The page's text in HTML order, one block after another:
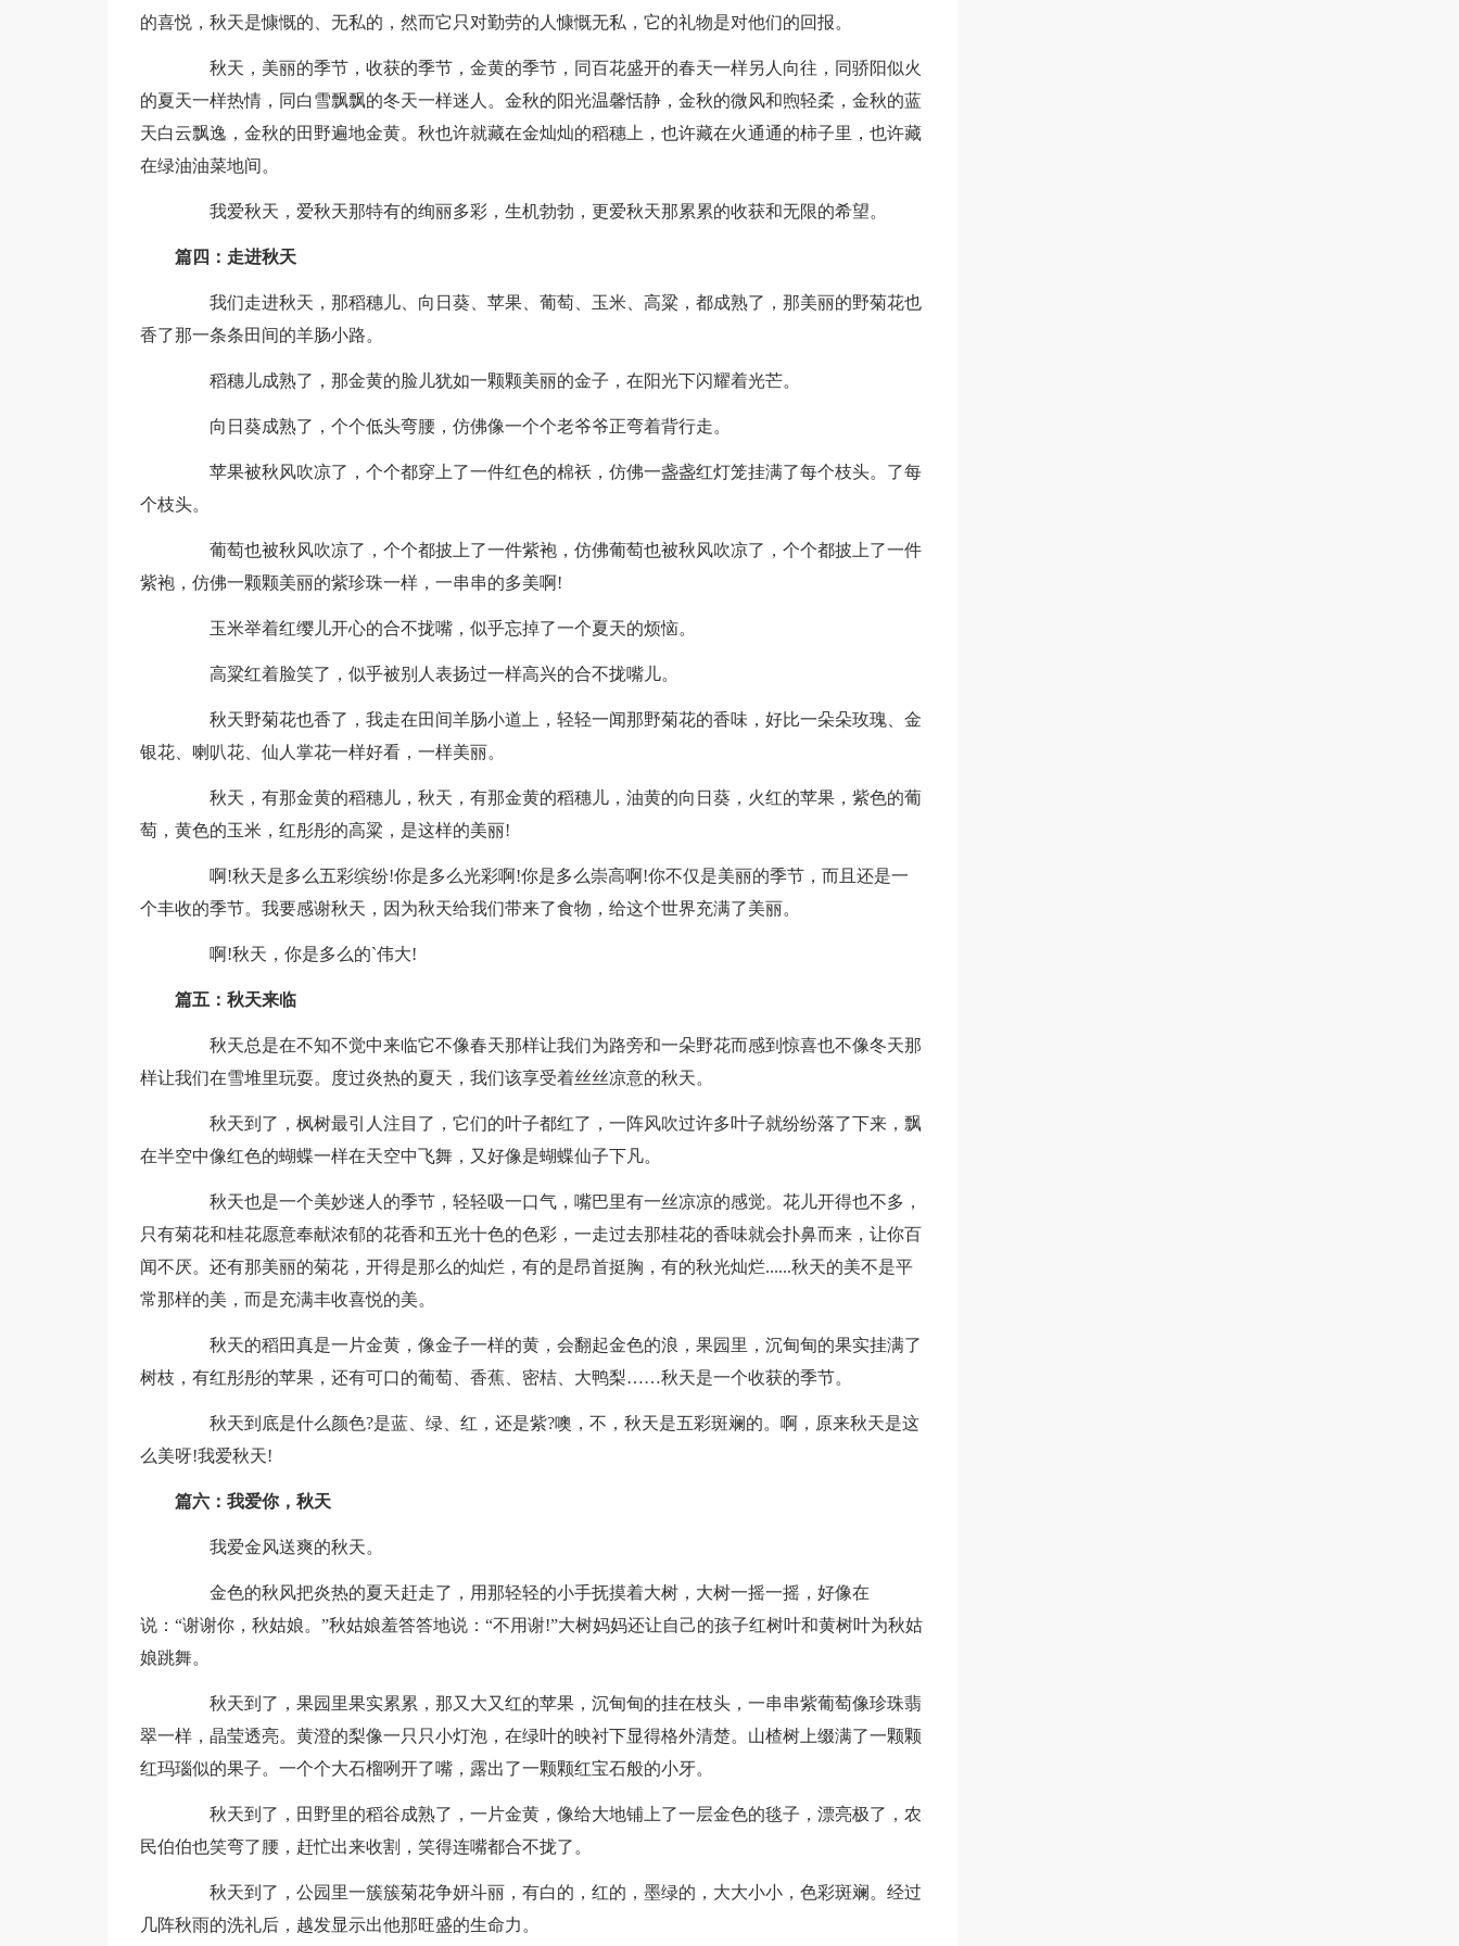
的喜悦，秋天是慷慨的、无私的，然而它只对勤劳的人慷慨无私，它的礼物是对他们的回报。
秋天，美丽的季节，收获的季节，金黄的季节，同百花盛开的春天一样另人向往，同骄阳似火
的夏天一样热情，同白雪飘飘的冬天一样迷人。金秋的阳光温馨恬静，金秋的微风和煦轻柔，金秋的蓝
天白云飘逸，金秋的田野遍地金黄。秋也许就藏在金灿灿的稻穗上，也许藏在火通通的柿子里，也许藏
在绿油油菜地间。
我爱秋天，爱秋天那特有的绚丽多彩，生机勃勃，更爱秋天那累累的收获和无限的希望。
篇四：走进秋天
我们走进秋天，那稻穗儿、向日葵、苹果、葡萄、玉米、高粱，都成熟了，那美丽的野菊花也
香了那一条条田间的羊肠小路。
稻穗儿成熟了，那金黄的脸儿犹如一颗颗美丽的金子，在阳光下闪耀着光芒。
向日葵成熟了，个个低头弯腰，仿佛像一个个老爷爷正弯着背行走。
苹果被秋风吹凉了，个个都穿上了一件红色的棉袄，仿佛一盏盏红灯笼挂满了每个枝头。了每
个枝头。
葡萄也被秋风吹凉了，个个都披上了一件紫袍，仿佛葡萄也被秋风吹凉了，个个都披上了一件
紫袍，仿佛一颗颗美丽的紫珍珠一样，一串串的多美啊!
玉米举着红缨儿开心的合不拢嘴，似乎忘掉了一个夏天的烦恼。
高粱红着脸笑了，似乎被别人表扬过一样高兴的合不拢嘴儿。
秋天野菊花也香了，我走在田间羊肠小道上，轻轻一闻那野菊花的香味，好比一朵朵玫瑰、金
银花、喇叭花、仙人掌花一样好看，一样美丽。
秋天，有那金黄的稻穗儿，秋天，有那金黄的稻穗儿，油黄的向日葵，火红的苹果，紫色的葡
萄，黄色的玉米，红彤彤的高粱，是这样的美丽!
啊!秋天是多么五彩缤纷!你是多么光彩啊!你是多么崇高啊!你不仅是美丽的季节，而且还是一
个丰收的季节。我要感谢秋天，因为秋天给我们带来了食物，给这个世界充满了美丽。
啊!秋天，你是多么的`伟大!
篇五：秋天来临
秋天总是在不知不觉中来临它不像春天那样让我们为路旁和一朵野花而感到惊喜也不像冬天那
样让我们在雪堆里玩耍。度过炎热的夏天，我们该享受着丝丝凉意的秋天。
秋天到了，枫树最引人注目了，它们的叶子都红了，一阵风吹过许多叶子就纷纷落了下来，飘
在半空中像红色的蝴蝶一样在天空中飞舞，又好像是蝴蝶仙子下凡。
秋天也是一个美妙迷人的季节，轻轻吸一口气，嘴巴里有一丝凉凉的感觉。花儿开得也不多，
只有菊花和桂花愿意奉献浓郁的花香和五光十色的色彩，一走过去那桂花的香味就会扑鼻而来，让你百
闻不厌。还有那美丽的菊花，开得是那么的灿烂，有的是昂首挺胸，有的秋光灿烂......秋天的美不是平
常那样的美，而是充满丰收喜悦的美。
秋天的稻田真是一片金黄，像金子一样的黄，会翻起金色的浪，果园里，沉甸甸的果实挂满了
树枝，有红彤彤的苹果，还有可口的葡萄、香蕉、密桔、大鸭梨……秋天是一个收获的季节。
秋天到底是什么颜色?是蓝、绿、红，还是紫?噢，不，秋天是五彩斑斓的。啊，原来秋天是这
么美呀!我爱秋天!
篇六：我爱你，秋天
我爱金风送爽的秋天。
金色的秋风把炎热的夏天赶走了，用那轻轻的小手抚摸着大树，大树一摇一摇，好像在
说：“谢谢你，秋姑娘。”秋姑娘羞答答地说：“不用谢!”大树妈妈还让自己的孩子红树叶和黄树叶为秋姑
娘跳舞。
秋天到了，果园里果实累累，那又大又红的苹果，沉甸甸的挂在枝头，一串串紫葡萄像珍珠翡
翠一样，晶莹透亮。黄澄的梨像一只只小灯泡，在绿叶的映衬下显得格外清楚。山楂树上缀满了一颗颗
红玛瑙似的果子。一个个大石榴咧开了嘴，露出了一颗颗红宝石般的小牙。
秋天到了，田野里的稻谷成熟了，一片金黄，像给大地铺上了一层金色的毯子，漂亮极了，农
民伯伯也笑弯了腰，赶忙出来收割，笑得连嘴都合不拢了。
秋天到了，公园里一簇簇菊花争妍斗丽，有白的，红的，墨绿的，大大小小，色彩斑斓。经过
几阵秋雨的洗礼后，越发显示出他那旺盛的生命力。